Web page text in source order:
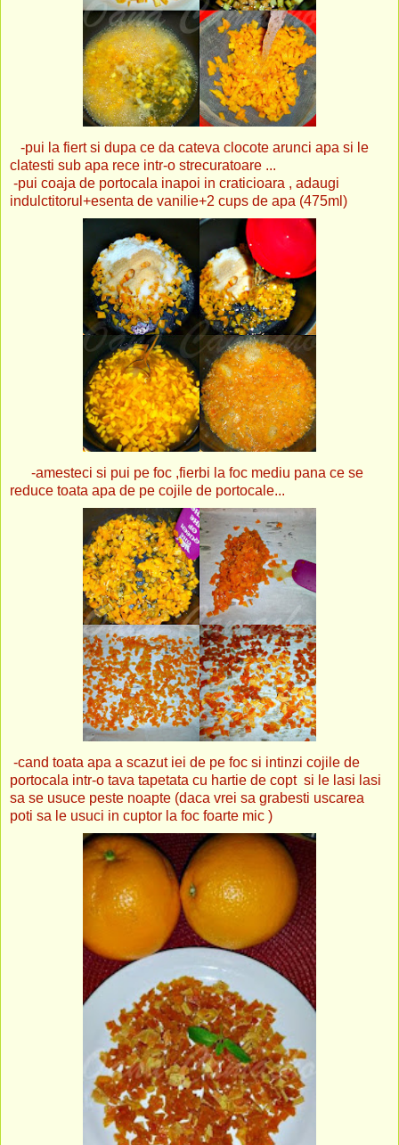
-pui la fiert si dupa ce da cateva clocote arunci apa si le
clatesti sub apa rece intr-o strecuratoare ...
-pui coaja de portocala inapoi in craticioara , adaugi
indulctitorul+esenta de vanilie+2 cups de apa (475ml)
-amesteci si pui pe foc ,fierbi la foc mediu pana ce se
reduce toata apa de pe cojile de portocale...
-cand toata apa a scazut iei de pe foc si intinzi cojile de
portocala intr-o tava tapetata cu hartie de copt si le lasi lasi
sa se usuce peste noapte (daca vrei sa grabesti uscarea
poti sa le usuci in cuptor la foc foarte mic )